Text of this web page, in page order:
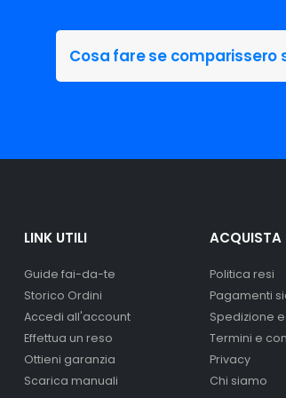
uniforme e potentissima. La
offrono un livello di
le tradizionali lampadine
netta e ben visibile in
per offrire una
di resistenze interne che
sarebbero una muscle
il Concorde. Sulla tua
Acquista
Cosa fare se comparissero
LINK UTILI
Guide fai-da-te
Storico Ordini
Accedi all'account
Effettua un reso
Ottieni garanzia
Scarica manuali
ACQUISTA
Politica resi
Pagamenti
Spedizione
Termini e
Privacy
Chi siamo